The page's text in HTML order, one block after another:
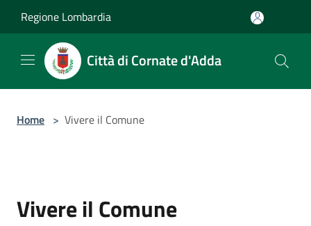
Regione Lombardia
Città di Cornate d'Adda
Home > Vivere il Comune
Vivere il Comune